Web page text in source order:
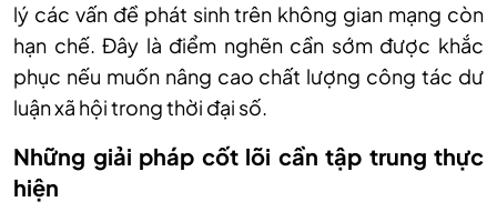
lý các vấn đề phát sinh trên không gian mạng còn
hạn chế. Đây là điểm nghẽn cần sớm được khắc
phục nếu muốn nâng cao chất lượng công tác dư
luận xã hội trong thời đại số.
Những giải pháp cốt lõi cần tập trung thực
hiện